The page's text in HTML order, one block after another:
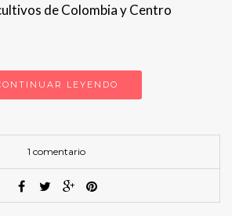
de Colombia y Centro
LEYENDO
1 comentario